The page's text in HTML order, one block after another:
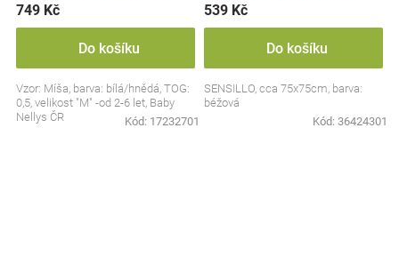
749 Kč
Do košíku
Vzor: Míša, barva: bílá/hnědá, TOG:
0,5, velikost "M" -od 2-6 let, Baby
Nellys ČR
Kód: 17232701
539 Kč
Do košíku
SENSILLO, cca 75x75cm, barva:
béžová
Kód: 36424301